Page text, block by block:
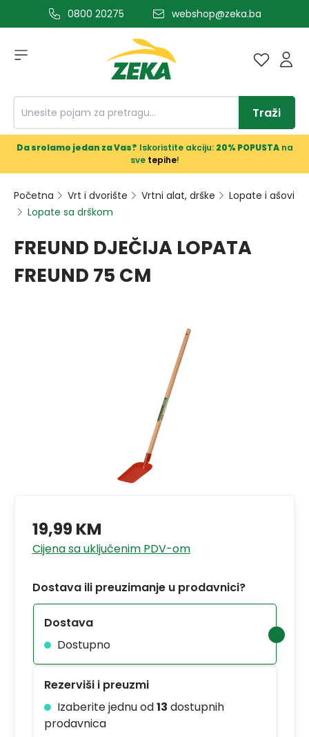
glavni sadržaj0800 20275 webshop@zeka.ba
Traži
Da srolamo jedan za Vas? Iskoristite akciju: 20% POPUSTAna
sve tepihe!
Početna Vrt i dvorište Vrtni alat, drške
Lopate i ašovi
Lopate sa drškom
FREUND DJEČIJA LOPATA
FREUND 75 CM
19,99 KM
Cijena sa uključenim PDV-om
Dostava ili preuzimanje u prodavnici?
Dostava
Dostupno
Rezerviši i preuzmi
Izaberite jednu od13 dostupnih
prodavnica